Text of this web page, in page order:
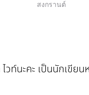
สงกรานต์
วท์นะคะ เป็นนักเขีย